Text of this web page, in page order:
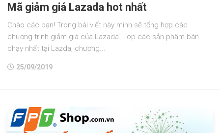
Mã giảm giá Lazada hot nhất
Chào các bạn! Trong bài viết này mình sẽ tổng hợp các
chương trình giảm giá của Lazada. Top các sản phẩm bán
chạy nhất tại Lazda, chương...
25/09/2019